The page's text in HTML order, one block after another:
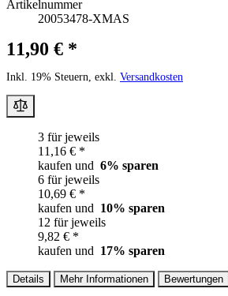
Artikelnummer
20053478-XMAS
11,90 € *
Inkl. 19% Steuern, exkl. Versandkosten
3 für jeweils
11,16 € *
kaufen und 6% sparen
6 für jeweils
10,69 € *
kaufen und 10% sparen
12 für jeweils
9,82 € *
kaufen und 17% sparen
Details Mehr Informationen Bewertungen